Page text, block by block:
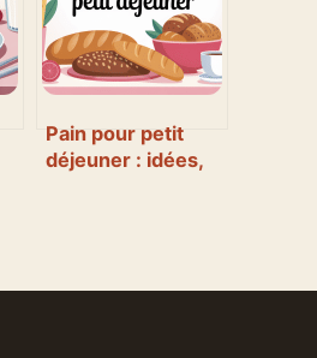
Pain pour petit
déjeuner : idées,